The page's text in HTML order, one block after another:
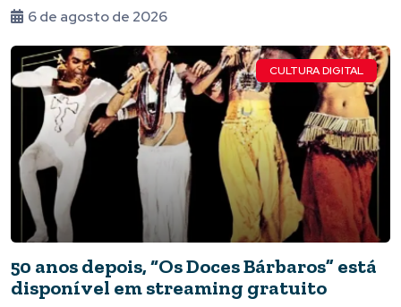
6 de agosto de 2026
CULTURA DIGITAL
50 anos depois, “Os Doces Bárbaros” está
disponível em streaming gratuito